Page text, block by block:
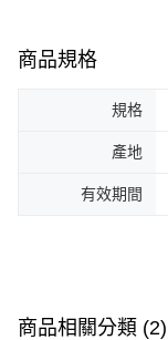
商品規格
規格
產地
有效期間
商品相關分類 (2)